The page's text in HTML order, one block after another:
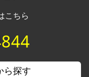
こちら
ら探す